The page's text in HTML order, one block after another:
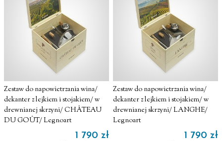
Zestaw do napowietrzania wina/
dekanter z lejkiem i stojakiem/ w
drewnianej skrzyni/ CHÂTEAU
DU GOÛT/ Legnoart
1 790 zł
Zestaw do napowietrzania wina/
dekanter z lejkiem i stojakiem/ w
drewnianej skrzyni/ LANGHE/
Legnoart
1 790 zł